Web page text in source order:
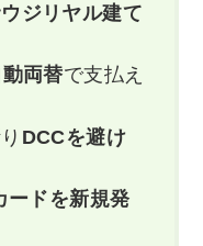
ジリヤル建て
動両替で支払え
DCCを避け
ードを新規発